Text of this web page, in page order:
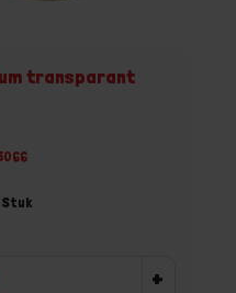
transparant
Stuk
+